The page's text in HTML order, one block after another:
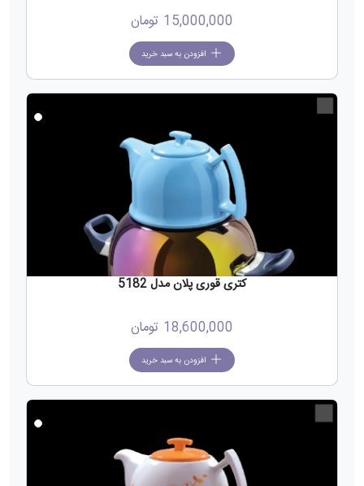
15,000,000 تومان
افزودن به سبد خرید
کتری قوری پلان مدل 5182
18,600,000 تومان
افزودن به سبد خرید